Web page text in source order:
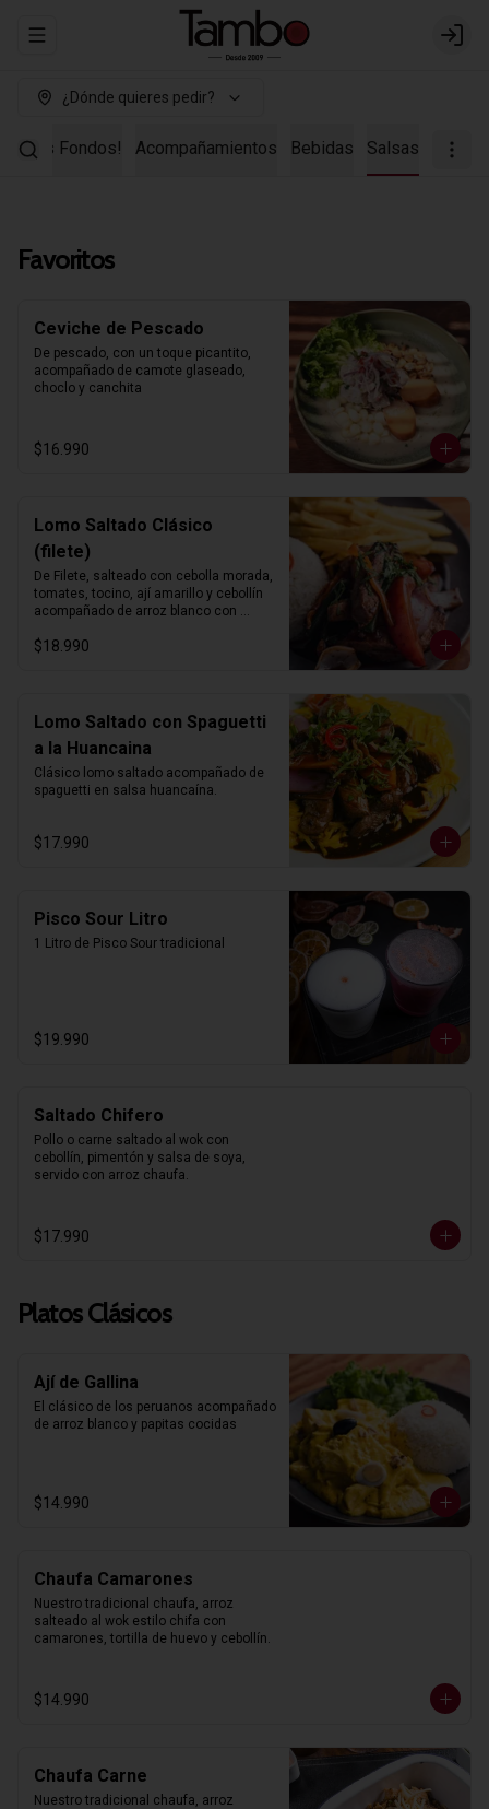
Abrir menu de navegación Login
¿Dónde quieres pedir?
Fondos! Acompañamientos Bebidas Salsas
Favoritos
Ceviche de Pescado
De pescado, con un toque picantito,
acompañado de camote glaseado,
choclo y canchita
$16.990
Lomo Saltado Clásico
(filete)
De Filete, salteado con cebolla morada,
tomates, tocino, ají amarillo y cebollín
acompañado de arroz blanco con
$18.990
Lomo Saltado con Spaguetti
a la Huancaina
Clásico lomo saltado acompañado de
spaguetti en salsa huancaína.
$17.990
Pisco Sour Litro
1 Litro de Pisco Sour tradicional
$19.990
Saltado Chifero
Pollo o carne saltado al wok con
cebollín, pimentón y salsa de soya,
servido con arroz chaufa.
$17.990
Platos Clásicos
Ají de Gallina
El clásico de los peruanos acompañado
de arroz blanco y papitas cocidas
$14.990
Chaufa Camarones
Nuestro tradicional chaufa, arroz
salteado al wok estilo chifa con
camarones, tortilla de huevo y cebollín.
$14.990
Chaufa Carne
Nuestro tradicional chaufa, arroz